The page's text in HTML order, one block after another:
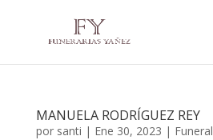
MANUELA RODRÍGUEZ REY
por santi | Ene 30, 2023 | Funeral